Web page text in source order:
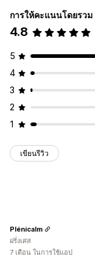
การให้คะแนนโดยรวม
4.8
5
4
3
2
1
เขียนรีวิว
Plénicalm
ฝรั่งเศส
7 เดือน ในการใช้แอป